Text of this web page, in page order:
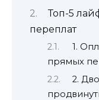
Топ-5
переплат
1.
прямых
2.